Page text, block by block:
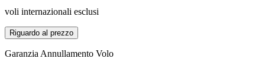
voli internazionali esclusi
Riguardo al prezzo
Garanzia Annullamento Volo